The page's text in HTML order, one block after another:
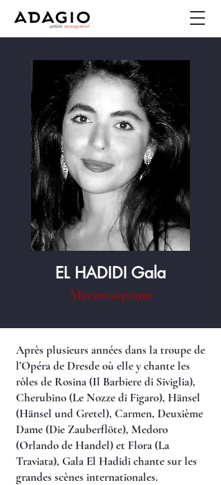
EL HADIDI Gala
Mezzo-soprano
Après plusieurs années dans la troupe de
l’Opéra de Dresde où elle y chante les
rôles de Rosina (Il Barbiere di Siviglia),
Cherubino (Le Nozze di Figaro), Hänsel
(Hänsel und Gretel), Carmen, Deuxième
Dame (Die Zauberflöte), Medoro
(Orlando de Handel) et Flora (La
Traviata), Gala El Hadidi chante sur les
grandes scènes internationales.